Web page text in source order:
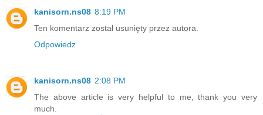
kanisorn.ns08 8:19 PM
Ten komentarz został usunięty przez autora.
Odpowiedz
kanisorn.ns08 2:08 PM
The above article is very helpful to me, thank you very
much.